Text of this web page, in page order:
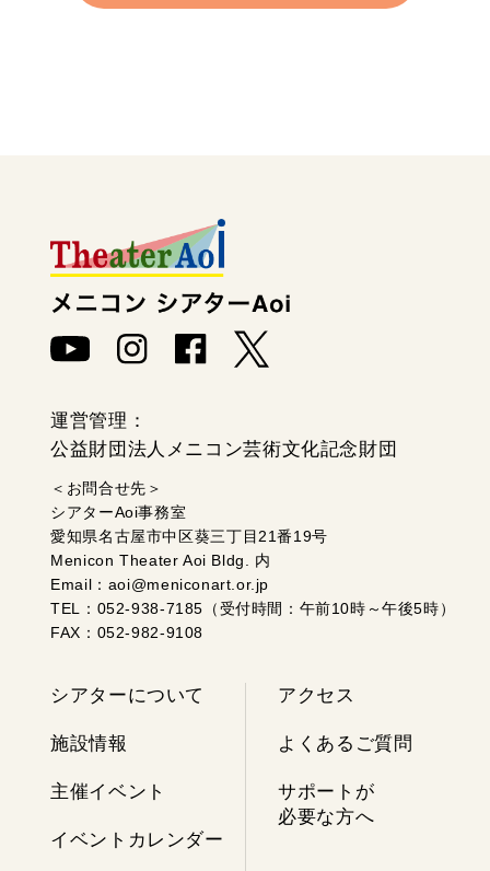
運営管理：
公益財団法人メニコン芸術文化記念財団
＜お問合せ先＞
シアターAoi事務室
愛知県名古屋市中区葵三丁目21番19号
Menicon Theater Aoi Bldg. 内
Email：aoi@meniconart.or.jp
TEL：052-938-7185（受付時間：午前10時～午後5時）
FAX：052-982-9108
シアターについて
施設情報
主催イベント
イベントカレンダー
アクセス
よくあるご質問
サポートが
必要な方へ